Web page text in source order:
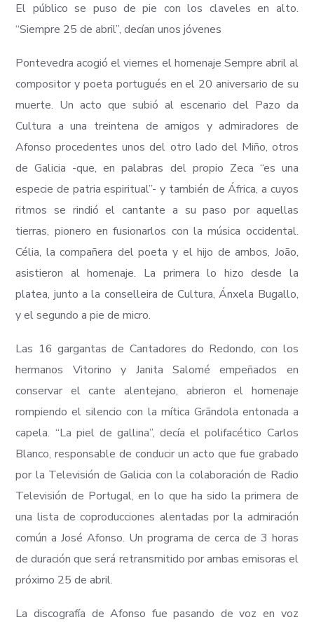
El público se puso de pie con los claveles en alto.
“Siempre 25 de abril”, decían unos jóvenes
Pontevedra acogió el viernes el homenaje Sempre abril al
compositor y poeta portugués en el 20 aniversario de su
muerte. Un acto que subió al escenario del Pazo da
Cultura a una treintena de amigos y admiradores de
Afonso procedentes unos del otro lado del Miño, otros
de Galicia -que, en palabras del propio Zeca “es una
especie de patria espiritual”- y también de África, a cuyos
ritmos se rindió el cantante a su paso por aquellas
tierras, pionero en fusionarlos con la música occidental.
Célia, la compañera del poeta y el hijo de ambos, João,
asistieron al homenaje. La primera lo hizo desde la
platea, junto a la conselleira de Cultura, Ánxela Bugallo,
y el segundo a pie de micro.
Las 16 gargantas de Cantadores do Redondo, con los
hermanos Vitorino y Janita Salomé empeñados en
conservar el cante alentejano, abrieron el homenaje
rompiendo el silencio con la mítica Grãndola entonada a
capela. “La piel de gallina”, decía el polifacético Carlos
Blanco, responsable de conducir un acto que fue grabado
por la Televisión de Galicia con la colaboración de Radio
Televisión de Portugal, en lo que ha sido la primera de
una lista de coproducciones alentadas por la admiración
común a José Afonso. Un programa de cerca de 3 horas
de duración que será retransmitido por ambas emisoras el
próximo 25 de abril.
La discografía de Afonso fue pasando de voz en voz